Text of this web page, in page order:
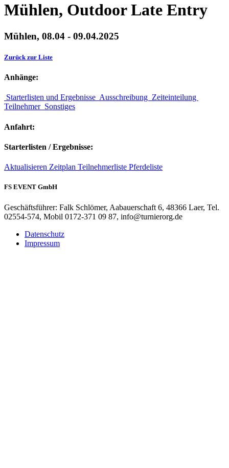
Mühlen, Outdoor Late Entry
Mühlen, 08.04 - 09.04.2025
Zurück zur Liste
Anhänge:
Starterlisten und Ergebnisse Ausschreibung Zeiteinteilung
Teilnehmer Sonstiges
Anfahrt:
Starterlisten / Ergebnisse:
Aktualisieren Zeitplan Teilnehmerliste Pferdeliste
FS EVENT GmbH
Geschäftsführer: Falk Schlömer, Aabauerschaft 6, 48366 Laer, Tel.
02554-574, Mobil 0172-371 09 87, info@turnierorg.de
Datenschutz
Impressum